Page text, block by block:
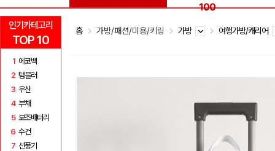
인기카테고리
TOP 10
1 에코백
2 텀블러
3 우산
4 부채
5 보조배터리
6 수건
7 선풍기
100
홈 가방/패션/미용/키링 가방 여행가방/캐리어